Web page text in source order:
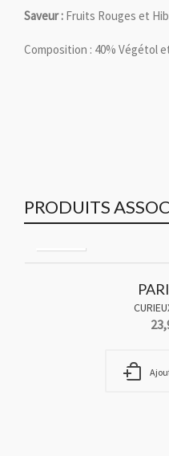
Saveur : Fruits Rouges et
Composition : 40% Végétol
PRODUITS